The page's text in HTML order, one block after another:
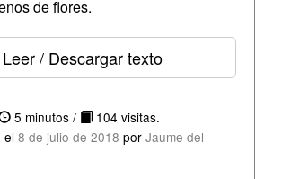
de flores.
Leer / Descargar texto
5 minutos /
104 visitas.
el 8 de julio de 2018 por Jaume del